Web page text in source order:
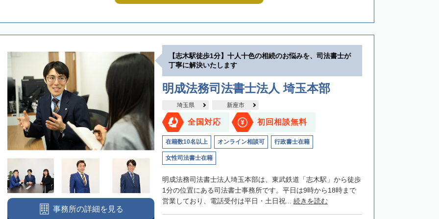
【志木駅徒歩1分】十人十色の相続のお悩みを、司法書士が
丁寧に解決いたします
明成法務司法書士法人 埼玉本部
埼玉県 新座市
全国対応 初回相談無料
在籍数10名以上 オンライン相談可 行政書士在籍
女性司法書士在籍
明成法務司法書士法人埼玉本部は、東武鉄道「志木駅」から徒歩
1分の位置にある司法書士事務所です。平日は9時から18時まで
営業しており、電話受付は平日・土日祝... 続きを読む
事務所の詳細を見る